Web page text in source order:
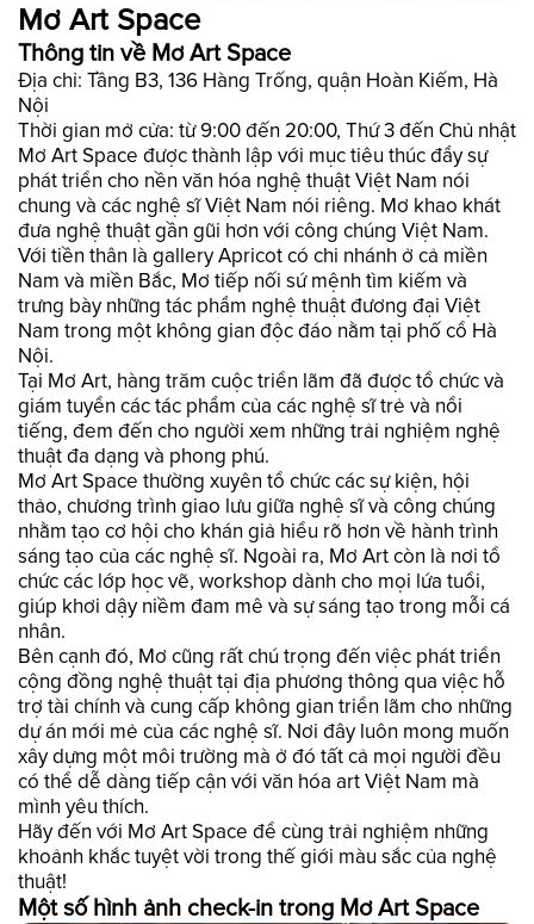
Mơ Art Space
Thông tin về Mơ Art Space
Địa chỉ: Tầng B3, 136 Hàng Trống, quận Hoàn Kiếm, Hà
Nội
Thời gian mở cửa: từ 9:00 đến 20:00, Thứ 3 đến Chủ nhật
Mơ Art Space được thành lập với mục tiêu thúc đẩy sự
phát triển cho nền văn hóa nghệ thuật Việt Nam nói
chung và các nghệ sĩ Việt Nam nói riêng. Mơ khao khát
đưa nghệ thuật gần gũi hơn với công chúng Việt Nam.
Với tiền thân là gallery Apricot có chi nhánh ở cả miền
Nam và miền Bắc, Mơ tiếp nối sứ mệnh tìm kiếm và
trưng bày những tác phẩm nghệ thuật đương đại Việt
Nam trong một không gian độc đáo nằm tại phố cổ Hà
Nội.
Tại Mơ Art, hàng trăm cuộc triển lãm đã được tổ chức và
giám tuyển các tác phẩm của các nghệ sĩ trẻ và nổi
tiếng, đem đến cho người xem những trải nghiệm nghệ
thuật đa dạng và phong phú.
Mơ Art Space thường xuyên tổ chức các sự kiện, hội
thảo, chương trình giao lưu giữa nghệ sĩ và công chúng
nhằm tạo cơ hội cho khán giả hiểu rõ hơn về hành trình
sáng tạo của các nghệ sĩ. Ngoài ra, Mơ Art còn là nơi tổ
chức các lớp học vẽ, workshop dành cho mọi lứa tuổi,
giúp khơi dậy niềm đam mê và sự sáng tạo trong mỗi cá
nhân.
Bên cạnh đó, Mơ cũng rất chú trọng đến việc phát triển
cộng đồng nghệ thuật tại địa phương thông qua việc hỗ
trợ tài chính và cung cấp không gian triển lãm cho những
dự án mới mẻ của các nghệ sĩ. Nơi đây luôn mong muốn
xây dựng một môi trường mà ở đó tất cả mọi người đều
có thể dễ dàng tiếp cận với văn hóa art Việt Nam mà
mình yêu thích.
Hãy đến với Mơ Art Space để cùng trải nghiệm những
khoảnh khắc tuyệt vời trong thế giới màu sắc của nghệ
thuật!
Một số hình ảnh check-in trong Mơ Art Space